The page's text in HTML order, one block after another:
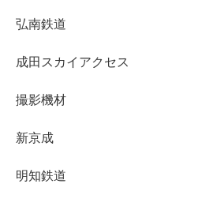
弘南鉄道
成田スカイアクセス
撮影機材
新京成
明知鉄道